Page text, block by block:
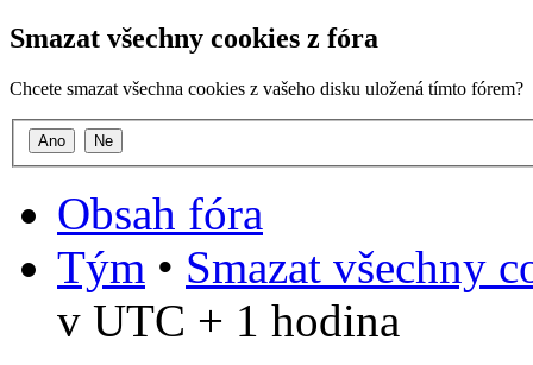
Smazat všechny cookies z fóra
Chcete smazat všechna cookies z vašeho disku uložená tímto fórem?
Obsah fóra
Tým • Smazat všechny
v UTC + 1 hodina